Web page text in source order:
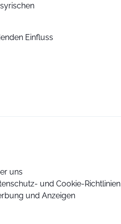
Einfluss
uns
und Cookie-Richtlinien
und Anzeigen